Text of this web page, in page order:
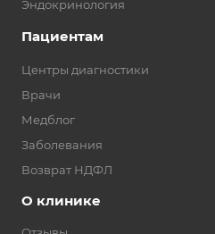
Эндокринология
Пациентам
Центры диагностики
Врачи
Медблог
Заболевания
Возврат НДФЛ
О клинике